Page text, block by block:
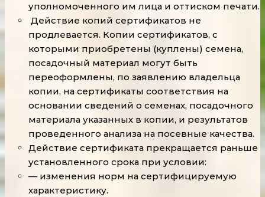
уполномоченного им лица и оттиском печати.
Действие копий сертификатов не
продлевается. Копии сертификатов, с
которыми приобретены (куплены) семена,
посадочный материал могут быть
переоформлены, по заявлению владельца
копии, на сертификаты соответствия на
основании сведений о семенах, посадочного
материала указанных в копии, и результатов
проведенного анализа на посевные качества.
Действие сертификата прекращается раньше
установленного срока при условии:
— изменения норм на сертифицируемую
характеристику.